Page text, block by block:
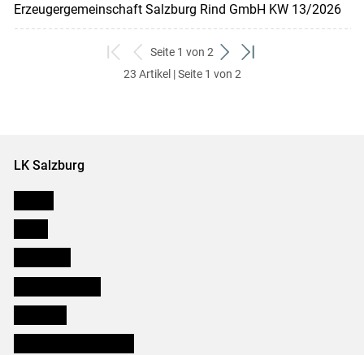
Erzeugergemeinschaft Salzburg Rind GmbH KW 13/2026
zum
ersten
zurück
zum
Seite 1 von 2
weiter
zum
zum
23 Artikel | Seite 1 von 2
LK Salzburg